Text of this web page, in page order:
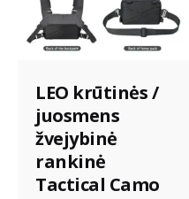
LEO krūtinės /
juosmens
žvejybinė
rankinė
Tactical Camo